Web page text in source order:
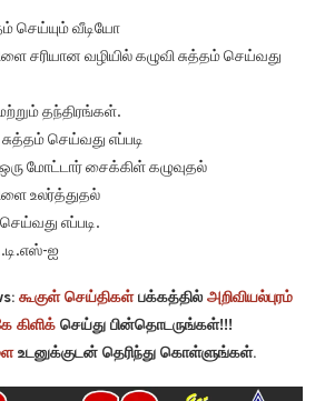
செய்யும் வீடியோ
சரியான வழியில் கழுவி சுத்தம் செய்வது
தந்திரங்கள்.
செய்வது எப்படி
மோட்டார் சைக்கிள் கழுவுதல்
உலர்த்துதல்
எப்படி.
ஐ
கூகுள் செய்திகள்பக்கத்தில் அறிவியல்புரம்
கிளிக் செய்து பின்தொடருங்கள்!!!
உடனுக்குடன் தெரிந்து கொள்ளுங்கள்.